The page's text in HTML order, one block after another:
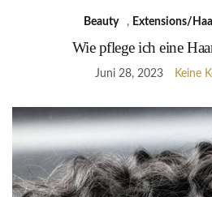
Beauty , Extensions/
Wie pflege ich eine
Juni 28, 2023 Keine